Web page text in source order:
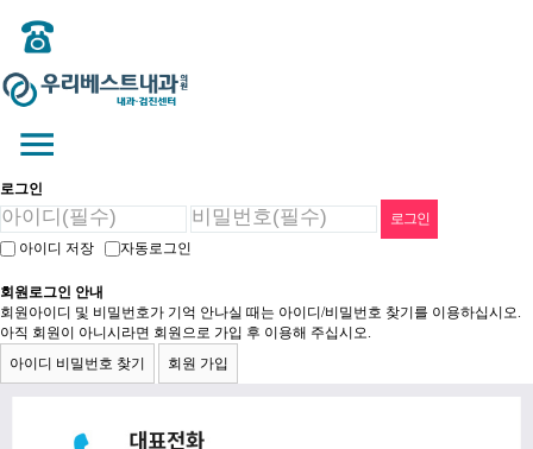
로그인
아이디 저장 자동로그인
회원로그인 안내
회원아이디 및 비밀번호가 기억 안나실 때는 아이디/비밀번호 찾기를 이용하십시오.
아직 회원이 아니시라면 회원으로 가입 후 이용해 주십시오.
아이디 비밀번호 찾기
회원 가입